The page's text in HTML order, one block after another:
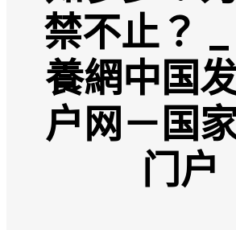
禁不止？
養網中国
户网－国
门户